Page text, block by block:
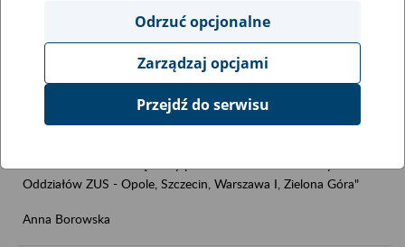
Oddziałów ZUS - Bydgoszcz, Kraków, Opole, Ostrów Wlkp.,
Zielona Góra"
2024-05-16
Oddziałów ZUS - Opole, Szczecin, Warszawa I, Zielona Góra"
Anna Borowska
Odrzuć opcjonalne
Zarządzaj opcjami
Przejdź do serwisu